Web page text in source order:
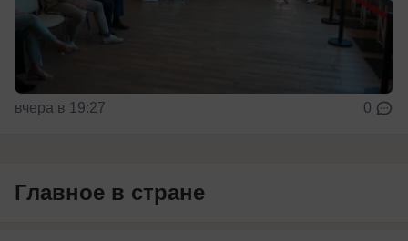
вчера в 19:27 0
Главное в стране